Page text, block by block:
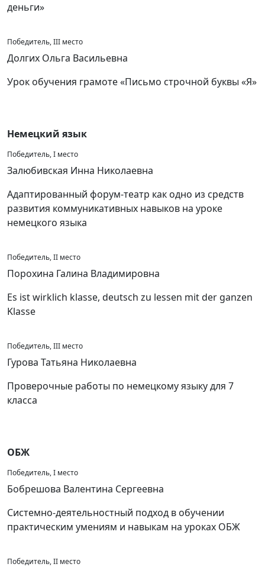
деньги»
Победитель, III место
Долгих Ольга Васильевна
Урок обучения грамоте «Письмо строчной буквы «Я»
Немецкий язык
Победитель, I место
Залюбивская Инна Николаевна
Адаптированный форум-театр как одно из средств
развития коммуникативных навыков на уроке
немецкого языка
Победитель, II место
Порохина Галина Владимировна
Es ist wirklich klasse, deutsch zu lessen mit der ganzen
Klasse
Победитель, III место
Гурова Татьяна Николаевна
Проверочные работы по немецкому языку для 7
класса
ОБЖ
Победитель, I место
Бобрешова Валентина Сергеевна
Системно-деятельностный подход в обучении
практическим умениям и навыкам на уроках ОБЖ
Победитель, II место